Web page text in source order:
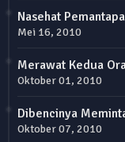
Nasehat
Mei 16, 2010
Merawat Kedua
Oktober 01, 2010
Dibencinya
Oktober 07, 2010